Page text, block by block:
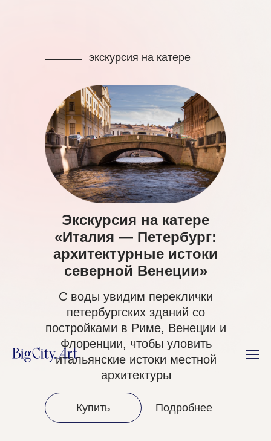
С воды увидим переклички
петербургских зданий со
постройками в Риме, Венеции и
Флоренции, чтобы уловить
итальянские истоки местной
архитектуры
Экскурсия на катере
«Италия — Петербург:
архитектурные истоки
северной Венеции»
экскурсия на катере
Подробнее
Купить